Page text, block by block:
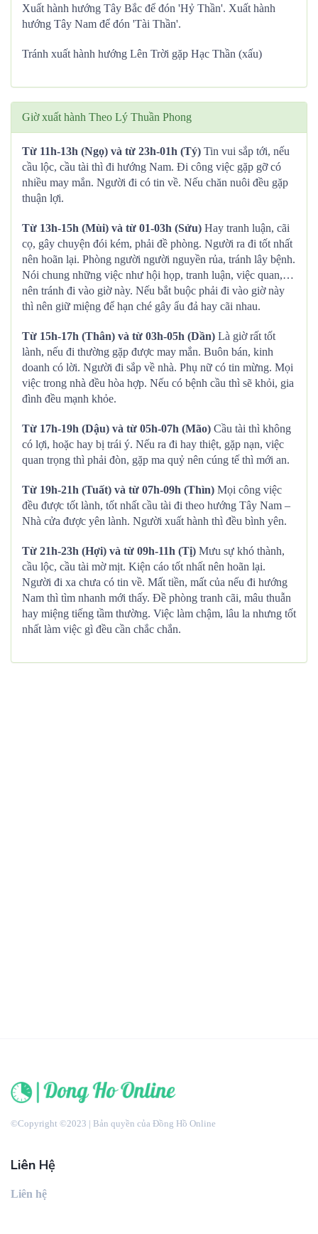
Xuất hành hướng Tây Bắc để đón 'Hỷ Thần'. Xuất hành
hướng Tây Nam để đón 'Tài Thần'.
Tránh xuất hành hướng Lên Trời gặp Hạc Thần (xấu)
Giờ xuất hành Theo Lý Thuần Phong
Từ 11h-13h (Ngọ) và từ 23h-01h (Tý) Tin vui sắp tới, nếu
cầu lộc, cầu tài thì đi hướng Nam. Đi công việc gặp gỡ có
nhiều may mắn. Người đi có tin về. Nếu chăn nuôi đều gặp
thuận lợi.
Từ 13h-15h (Mùi) và từ 01-03h (Sửu) Hay tranh luận, cãi
cọ, gây chuyện đói kém, phải đề phòng. Người ra đi tốt nhất
nên hoãn lại. Phòng người người nguyền rủa, tránh lây bệnh.
Nói chung những việc như hội họp, tranh luận, việc quan,…
nên tránh đi vào giờ này. Nếu bắt buộc phải đi vào giờ này
thì nên giữ miệng để hạn ché gây ẩu đả hay cãi nhau.
Từ 15h-17h (Thân) và từ 03h-05h (Dần) Là giờ rất tốt
lành, nếu đi thường gặp được may mắn. Buôn bán, kinh
doanh có lời. Người đi sắp về nhà. Phụ nữ có tin mừng. Mọi
việc trong nhà đều hòa hợp. Nếu có bệnh cầu thì sẽ khỏi, gia
đình đều mạnh khỏe.
Từ 17h-19h (Dậu) và từ 05h-07h (Mão) Cầu tài thì không
có lợi, hoặc hay bị trái ý. Nếu ra đi hay thiệt, gặp nạn, việc
quan trọng thì phải đòn, gặp ma quỷ nên cúng tế thì mới an.
Từ 19h-21h (Tuất) và từ 07h-09h (Thìn) Mọi công việc
đều được tốt lành, tốt nhất cầu tài đi theo hướng Tây Nam –
Nhà cửa được yên lành. Người xuất hành thì đều bình yên.
Từ 21h-23h (Hợi) và từ 09h-11h (Tị) Mưu sự khó thành,
cầu lộc, cầu tài mờ mịt. Kiện cáo tốt nhất nên hoãn lại.
Người đi xa chưa có tin về. Mất tiền, mất của nếu đi hướng
Nam thì tìm nhanh mới thấy. Đề phòng tranh cãi, mâu thuẫn
hay miệng tiếng tầm thường. Việc làm chậm, lâu la nhưng tốt
nhất làm việc gì đều cần chắc chắn.
©Copyright ©2023 | Bản quyền của Đồng Hồ Online
Liên Hệ
Liên hệ